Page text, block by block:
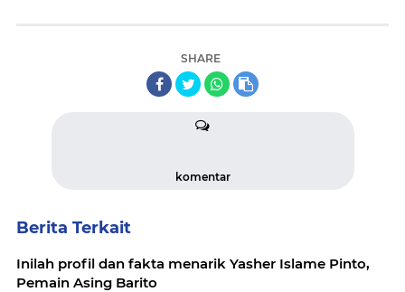
SHARE
komentar
Berita Terkait
Inilah profil dan fakta menarik Yasher Islame Pinto,
Pemain Asing Barito